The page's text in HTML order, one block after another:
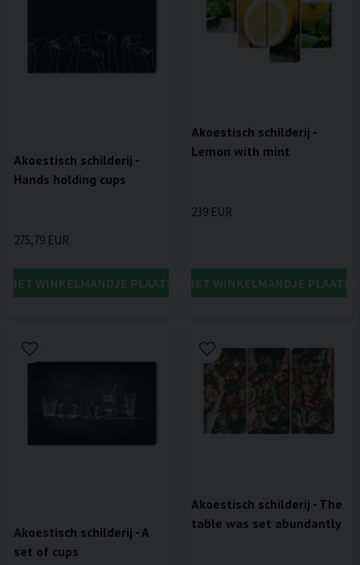
Akoestisch schilderij -
Hands holding cups
275,79 EUR
HET WINKELMANDJE PLAATSEN
Akoestisch schilderij -
Lemon with mint
239 EUR
IN HET WINKELMANDJE
Akoestisch schilderij - A
set of cups
Akoestisch schilderij - The
table was set abundantly